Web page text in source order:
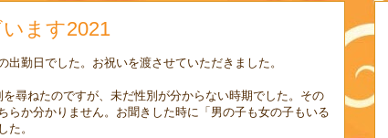
ます2021
勤日でした。お祝いを渡させていただきました。
尋ねたのですが、未だ性別が分からない時期でした。その
らか分かりません。お聞きした時に「男の子も女の子もいる
た。